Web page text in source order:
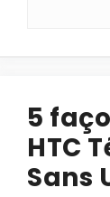
5
HTC
Sans